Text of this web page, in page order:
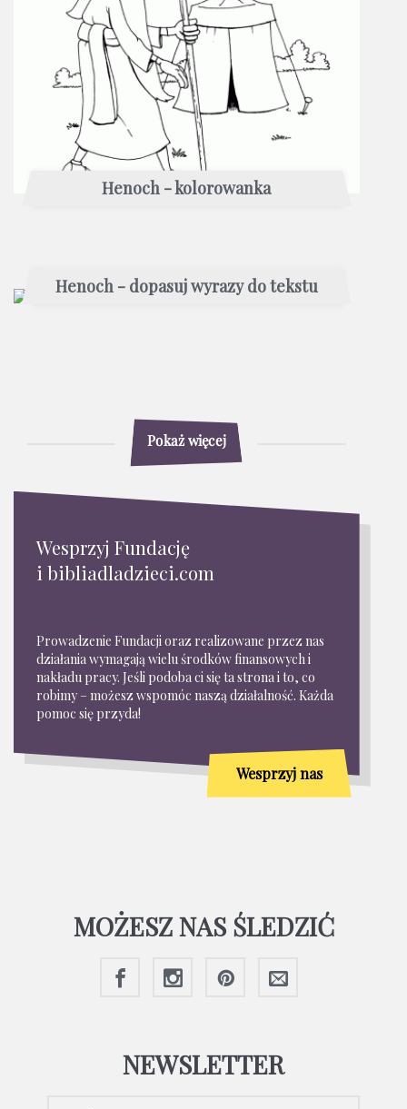
Henoch - kolorowanka
Henoch - dopasuj wyrazy do tekstu
Pokaż więcej
Wesprzyj Fundację
i bibliadladzieci.com
Prowadzenie Fundacji oraz realizowane przez nas
działania wymagają wielu środków finansowych i
nakładu pracy. Jeśli podoba ci się ta strona i to, co
robimy – możesz wspomóc naszą działalność. Każda
pomoc się przyda!
Wesprzyj nas
MOŻESZ NAS ŚLEDZIĆ
NEWSLETTER